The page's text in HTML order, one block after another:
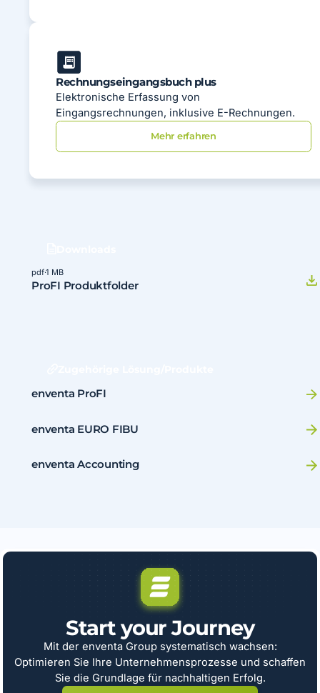
Rechnungseingangsbuch plus
Elektronische Erfassung von
Eingangsrechnungen, inklusive E-Rechnungen.
Mehr erfahren
pdf·1 MB
ProFI Produktfolder
enventa ProFI
enventa EURO FIBU
enventa Accounting
Start your Journey
Mit der enventa Group systematisch wachsen:
Optimieren Sie Ihre Unternehmensprozesse und schaffen
Sie die Grundlage für nachhaltigen Erfolg.